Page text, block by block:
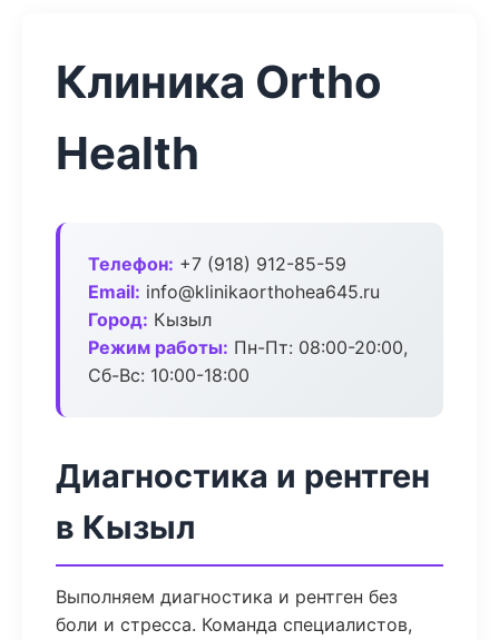
Клиника Ortho
Health
Телефон: +7 (918) 912-85-59
Email: info@klinikaorthohea645.ru
Город: Кызыл
Режим работы: Пн-Пт: 08:00-20:00,
Сб-Вс: 10:00-18:00
Диагностика и рентген
в Кызыл
Выполняем диагностика и рентген без
боли и стресса. Команда специалистов,